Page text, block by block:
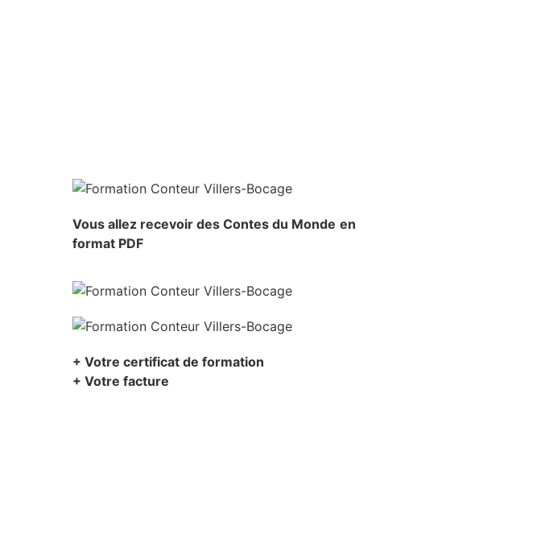
Vous allez recevoir des Contes du Monde en
format PDF
+ Votre certificat de formation
+ Votre facture